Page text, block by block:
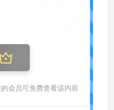
会员可免费查看该内容